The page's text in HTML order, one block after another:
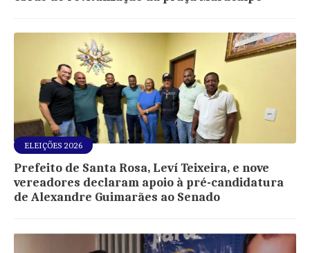
ELEIÇÕES 2026
Prefeito de Santa Rosa, Leví Teixeira, e nove
vereadores declaram apoio à pré-candidatura
de Alexandre Guimarães ao Senado